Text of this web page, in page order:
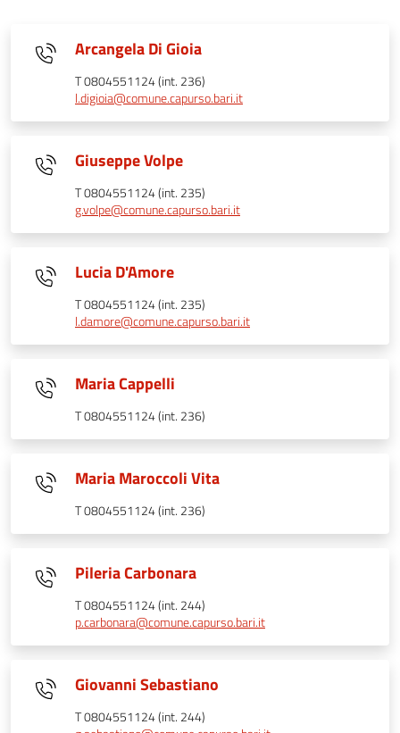
Arcangela Di Gioia
T 0804551124 (int. 236)
l.digioia@comune.capurso.bari.it
Giuseppe Volpe
T 0804551124 (int. 235)
g.volpe@comune.capurso.bari.it
Lucia D'Amore
T 0804551124 (int. 235)
l.damore@comune.capurso.bari.it
Maria Cappelli
T 0804551124 (int. 236)
Maria Maroccoli Vita
T 0804551124 (int. 236)
Pileria Carbonara
T 0804551124 (int. 244)
p.carbonara@comune.capurso.bari.it
Giovanni Sebastiano
T 0804551124 (int. 244)